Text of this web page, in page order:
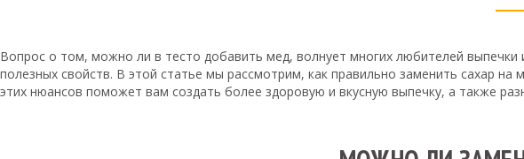
Вопрос о том, можно ли в тесто добавить мед, волнует многих любителей
полезных свойств. В этой статье мы рассмотрим, как правильно заменить сахар на
этих нюансов поможет вам создать более здоровую и вкусную выпечку, а также